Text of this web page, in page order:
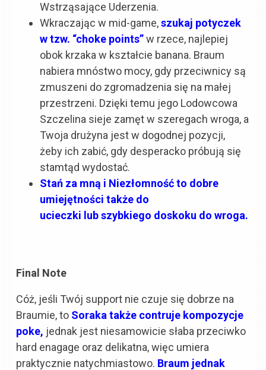
Wstrząsające Uderzenia.
Wkraczając w mid-game,szukaj potyczek
w tzw. “choke points” w rzece, najlepiej
obok krzaka w kształcie banana. Braum
nabiera mnóstwo mocy, gdy przeciwnicy są
zmuszeni do zgromadzenia się na małej
przestrzeni. Dzięki temu jego Lodowcowa
Szczelina sieje zamęt w szeregach wroga, a
Twoja drużyna jest w dogodnej pozycji,
żeby ich zabić, gdy desperacko próbują się
stamtąd wydostać.
Stań za mną i Niezłomność to dobre
umiejętności także do
ucieczki lub szybkiego doskoku do wroga.
Final Note
Cóż, jeśli Twój support nie czuje się dobrze na
Braumie, to Soraka także contruje kompozycje
poke, jednak jest niesamowicie słaba przeciwko
hard enagage oraz delikatna, więc umiera
praktycznie natychmiastowo. Braum jednak